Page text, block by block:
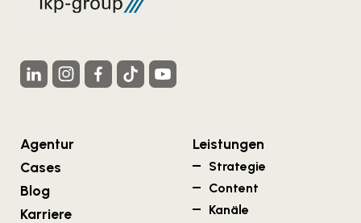
Agentur
Cases
Blog
Karriere
Leistungen
Strategie
Content
Kanäle